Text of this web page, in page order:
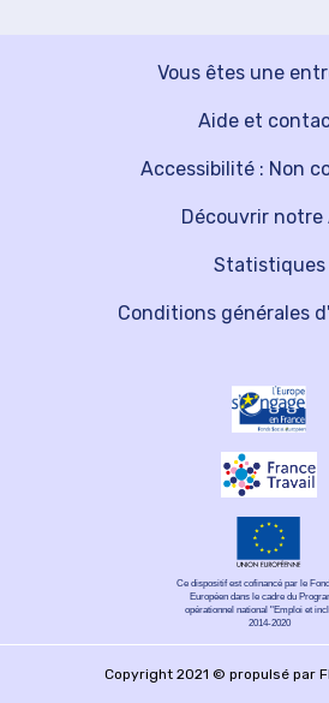
Vous êtes une
Découvrir notre
Aide et
Statistiques
Accessibilité : Non
Conditions générales
Ce dispositif est cofinancé par le
Européen dans le cadre du
opérationnel national "Emploi et
2014-2020
Copyright 2021 © propulsé par